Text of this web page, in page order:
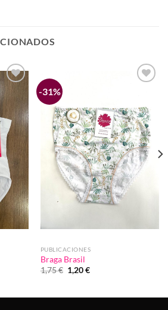
Añadir
lista de
deseos
-31%
lista de
deseos
PUBLICACIONES
Braga Brasil
1,75€ El
precio
1,75 €.
1,20€El
1,20 €.